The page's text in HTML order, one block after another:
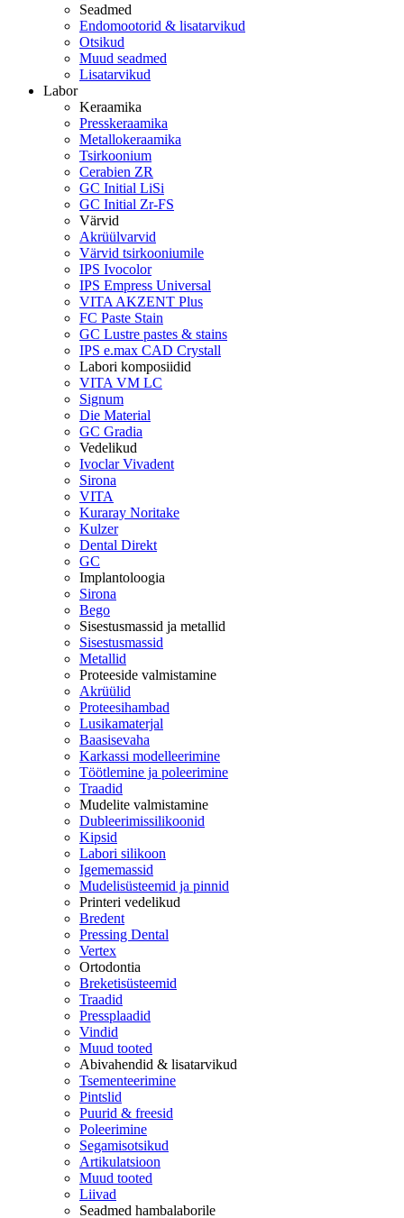
Seadmed
Endomootorid & lisatarvikud
Otsikud
Muud seadmed
Lisatarvikud
Labor
Keraamika
Presskeraamika
Metallokeraamika
Tsirkoonium
Cerabien ZR
GC Initial LiSi
GC Initial Zr-FS
Värvid
Akrüülvarvid
Värvid tsirkooniumile
IPS Ivocolor
IPS Empress Universal
VITA AKZENT Plus
FC Paste Stain
GC Lustre pastes & stains
IPS e.max CAD Crystall
Labori komposiidid
VITA VM LC
Signum
Die Material
GC Gradia
Vedelikud
Ivoclar Vivadent
Sirona
VITA
Kuraray Noritake
Kulzer
Dental Direkt
GC
Implantoloogia
Sirona
Bego
Sisestusmassid ja metallid
Sisestusmassid
Metallid
Proteeside valmistamine
Akrüülid
Proteesihambad
Lusikamaterjal
Baasisevaha
Karkassi modelleerimine
Töötlemine ja poleerimine
Traadid
Mudelite valmistamine
Dubleerimissilikoonid
Kipsid
Labori silikoon
Igememassid
Mudelisüsteemid ja pinnid
Printeri vedelikud
Bredent
Pressing Dental
Vertex
Ortodontia
Breketisüsteemid
Traadid
Pressplaadid
Vindid
Muud tooted
Abivahendid & lisatarvikud
Tsementeerimine
Pintslid
Puurid & freesid
Poleerimine
Segamisotsikud
Artikulatsioon
Muud tooted
Liivad
Seadmed hambalaborile